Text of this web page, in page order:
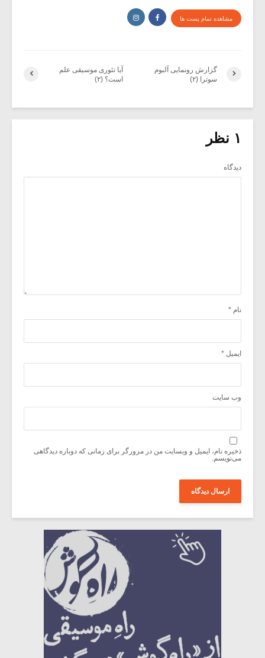
مشاهده تمام پست ها
آیا تئوری موسیقی علم
است؟ (۲)
گزارش رونمایی آلبوم
سوترا (۲)
۱ نظر
دیدگاه
نام *
ایمیل *
وب‌ سایت
ذخیره نام، ایمیل و وبسایت من در مرورگر برای زمانی که دوباره دیدگاهی
می‌نویسم.